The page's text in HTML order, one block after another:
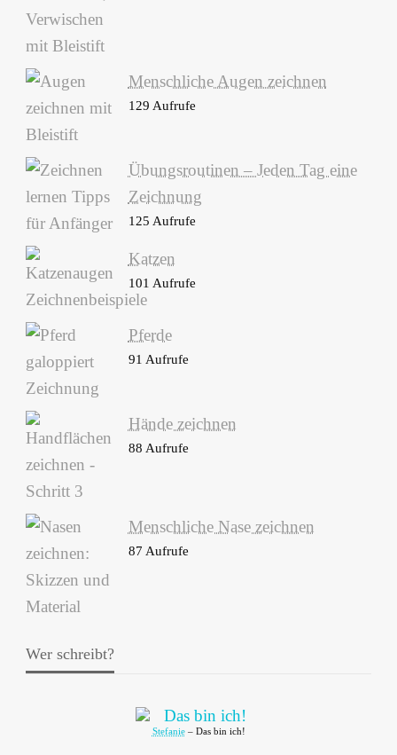
Menschliche Augen zeichnen
129 Aufrufe
Übungsroutinen – Jeden Tag eine
Zeichnung
125 Aufrufe
Katzen
101 Aufrufe
Pferde
91 Aufrufe
Hände zeichnen
88 Aufrufe
Menschliche Nase zeichnen
87 Aufrufe
Wer schreibt?
Stefanie– Das bin ich!